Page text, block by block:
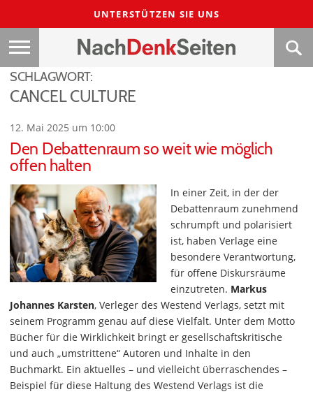
UNTERSTÜTZEN SIE UNS
SCHLAGWORT:
CANCEL CULTURE
12. Mai 2025 um 10:00
Den Debattenraum so weit wie möglich
offen halten
In einer Zeit, in der der
Debattenraum zunehmend
schrumpft und polarisiert
ist, haben Verlage eine
besondere Verantwortung,
für offene Diskursräume
einzutreten. Markus
Johannes Karsten, Verleger des Westend Verlags, setzt mit
seinem Programm genau auf diese Vielfalt. Unter dem Motto
Bücher für die Wirklichkeit bringt er gesellschaftskritische
und auch „umstrittene“ Autoren und Inhalte in den
Buchmarkt. Ein aktuelles – und vielleicht überraschendes –
Beispiel für diese Haltung des Westend Verlags ist die